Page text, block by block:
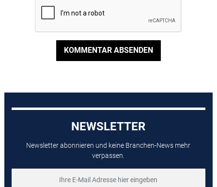
KOMMENTAR ABSENDEN
NEWSLETTER
Newsletter abonnieren und keine Branchen-News mehr
verpassen.